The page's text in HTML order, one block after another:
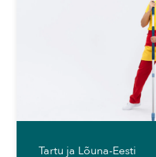
Tartu ja Lõuna-Eesti